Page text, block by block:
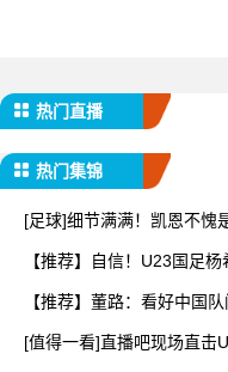
热门直播
热门集锦
[足球]细节满满！凯恩不愧
【推荐】自信！U23国足
【推荐】董路：看好中国
[值得一看]直播吧现场直击